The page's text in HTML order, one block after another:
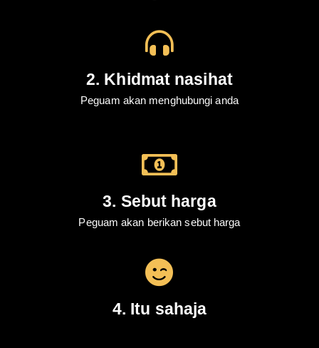
2. Khidmat nasihat
Peguam akan menghubungi anda
3. Sebut harga
Peguam akan berikan sebut harga
4. Itu sahaja